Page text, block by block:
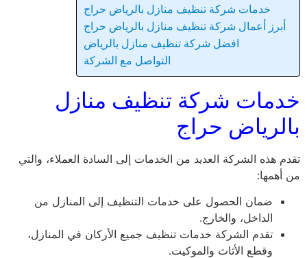
خدمات شركة تنظيف منازل بالرياض حراج
أبرز أعمال شركة تنظيف منازل بالرياض حراج
افضل شركة تنظيف منازل بالرياض
التواصل مع الشركة
خدمات شركة تنظيف منازل
بالرياض حراج
تقدم هذه الشركة العديد من الخدمات إلى السادة العملاء، والتي
من أهمها:
ضمان الحصول على خدمات التنظيف إلى المنازل من
الداخل، والخارج.
تقدم الشركة خدمات تنظيف جميع الأركان في المنازل،
وقطع الأثاث والموكيت.